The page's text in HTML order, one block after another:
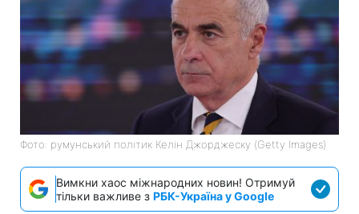
Фото: румунський політик Келін Джорджеску (Getty Images)
Вимкни хаос міжнародних новин! Отримуй
тільки важливе з РБК-Україна у Google